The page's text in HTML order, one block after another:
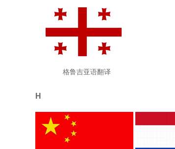
格鲁吉亚语翻译
H